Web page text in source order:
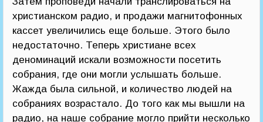
христианском радио, и продажи магнитофонных
кассет увеличились еще больше. Этого было
недостаточно. Теперь христиане всех
деноминаций искали возможности посетить
собрания, где они могли услышать больше.
Жажда была сильной, и количество людей на
собраниях возрастало. До того как мы вышли на
радио, на наше собрание могло прийти несколько